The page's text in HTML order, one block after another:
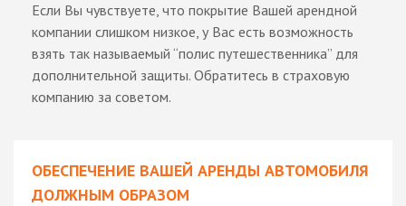
Если Вы чувствуете, что покрытие Вашей арендной
компании слишком низкое, у Вас есть возможность
взять так называемый “полис путешественника” для
дополнительной защиты. Обратитесь в страховую
компанию за советом.
ОБЕСПЕЧЕНИЕ ВАШЕЙ АРЕНДЫ АВТОМОБИЛЯ
ДОЛЖНЫМ ОБРАЗОМ